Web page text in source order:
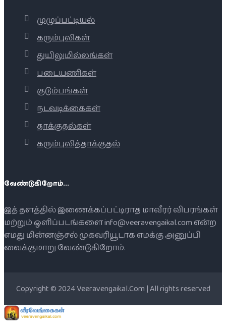
முழுப்பட்டியல்
கரும்புலிகள்
துயிலுமில்லங்கள்
படையணிகள்
குடும்பங்கள்
நடவடிக்கைகள்
தாக்குதல்கள்
கரும்புலித்தாக்குதல்
வேண்டுகிறோம்...
இத் தளத்தில் இணைக்கப்பட்டிராத மாவீரர் விபரங்கள்
மற்றும் ஒளிப்படங்களை info@veeravengaikal.com என்ற
எமது மின்னஞ்சல் முகவரியூடாக எமக்கு அனுப்பி
வைக்குமாறு வேண்டுகிறோம்.
Copyright © 2024 Veeravengaikal.Com | All rights reserved